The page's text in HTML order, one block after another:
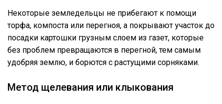
Некоторые земледельцы не прибегают к помощи
торфа, компоста или перегноя, а покрывают участок до
посадки картошки грузным слоем из газет, которые
без проблем превращаются в перегной, тем самым
удобряя землю, и борются с растущими сорняками.
Метод щелевания или клыкования